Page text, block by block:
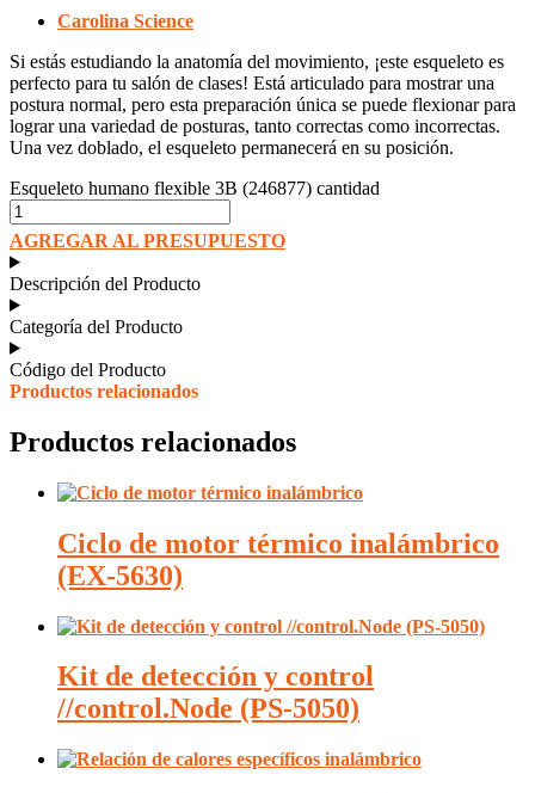
Carolina Science
Si estás estudiando la anatomía del movimiento, ¡este esqueleto es
perfecto para tu salón de clases! Está articulado para mostrar una
postura normal, pero esta preparación única se puede flexionar para
lograr una variedad de posturas, tanto correctas como incorrectas.
Una vez doblado, el esqueleto permanecerá en su posición.
Esqueleto humano flexible 3B (246877) cantidad
AGREGAR AL PRESUPUESTO
Descripción del Producto
Categoría del Producto
Código del Producto
Productos relacionados
Productos relacionados
Ciclo de motor térmico inalámbrico
(EX-5630)
Kit de detección y control
//control.Node (PS-5050)